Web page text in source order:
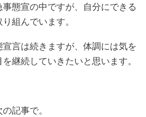
態宣の中ですが、自分にできる
組んでいます。
宣言は続きますが、体調には気を
継続していきたいと思います。
記事で。